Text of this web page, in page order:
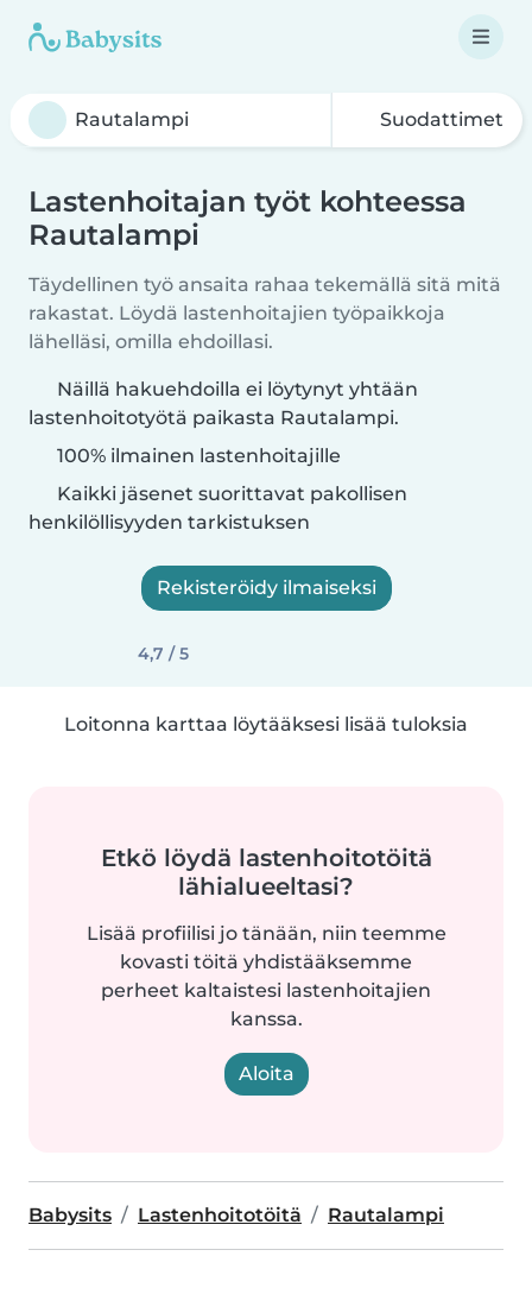
Suodattimet
Lastenhoitajan työt kohteessa
Rautalampi
Täydellinen työ ansaita rahaa tekemällä sitä mitä
rakastat. Löydä lastenhoitajien työpaikkoja
lähelläsi, omilla ehdoillasi.
Näillä hakuehdoilla ei löytynyt yhtään
lastenhoitotyötä paikasta Rautalampi.
100% ilmainen lastenhoitajille
Kaikki jäsenet suorittavat pakollisen
henkilöllisyyden tarkistuksen
Rekisteröidy ilmaiseksi
4,7 / 5
Loitonna karttaa löytääksesi lisää tuloksia
Etkö löydä lastenhoitotöitä
lähialueeltasi?
Lisää profiilisi jo tänään, niin teemme
kovasti töitä yhdistääksemme
perheet kaltaistesi lastenhoitajien
kanssa.
Aloita
Babysits Lastenhoitotöitä Rautalampi